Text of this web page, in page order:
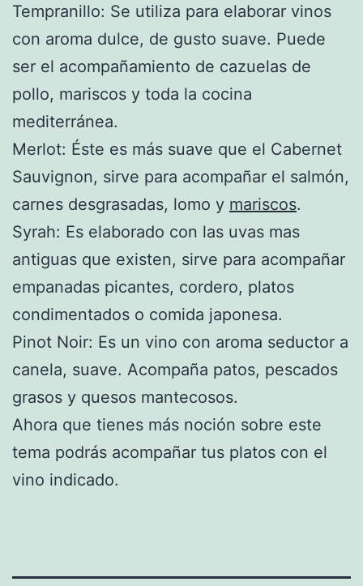
Tempranillo: Se utiliza para elaborar vinos
con aroma dulce, de gusto suave. Puede
ser el acompañamiento de cazuelas de
pollo, mariscos y toda la cocina
mediterránea.
Merlot: Éste es más suave que el Cabernet
Sauvignon, sirve para acompañar el salmón,
carnes desgrasadas, lomo y mariscos.
Syrah: Es elaborado con las uvas mas
antiguas que existen, sirve para acompañar
empanadas picantes, cordero, platos
condimentados o comida japonesa.
Pinot Noir: Es un vino con aroma seductor a
canela, suave. Acompaña patos, pescados
grasos y quesos mantecosos.
Ahora que tienes más noción sobre este
tema podrás acompañar tus platos con el
vino indicado.